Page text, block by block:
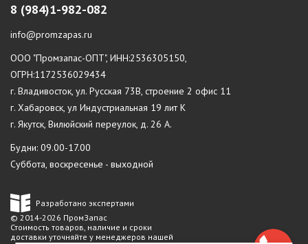
8 (984)1-982-082
info@promzapas.ru
ООО "Промзапас-ОПТ", ИНН:2536305150,
ОГРН:1172536029434
г. Владивосток, ул. Русская 73В, строение 2 офис 11
г. Хабаровск, ул Индустриальная 19 лит К
г. Якутск, Вилюйский переулок, д. 26 А.
Будни: 09.00-17.00
Суббота, воскресенье - выходной
Разработано экспертами
© 2014-2026 ПромЗапас
Стоимость товаров, наличие и сроки
доставки уточняйте у менеджеров нашей